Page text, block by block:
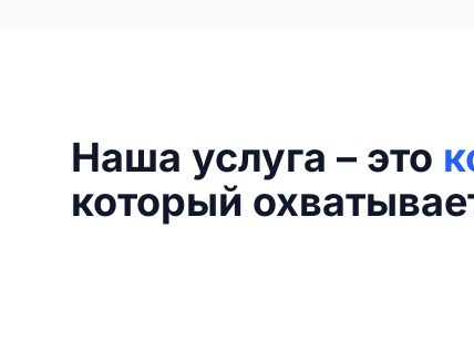
Наша услуга – это
который